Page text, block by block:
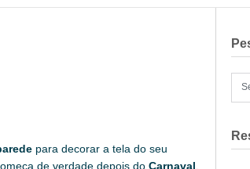
para decorar a tela do seu
de verdade depois do Carnaval